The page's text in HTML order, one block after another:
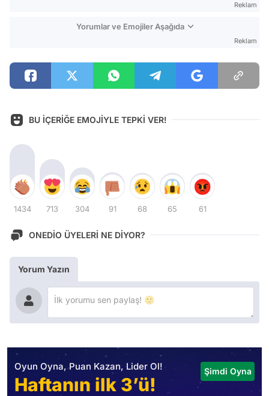
Reklam
Yorumlar ve Emojiler Aşağıda
Reklam
BU İÇERİĞE EMOJİYLE TEPKİ VER!
1434 713 304 91 68 65 61
ONEDİO ÜYELERİ NE DİYOR?
Yorum Yazın
Oyun Oyna, Puan Kazan, Lider Ol!
Haftanın ilk 3’ü!
Şimdi Oyna